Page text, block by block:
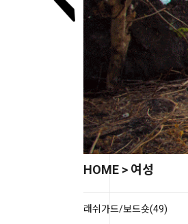
HOME > 여성
래쉬가드/보드숏(49)